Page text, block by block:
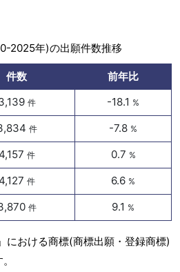
2025年)の出願件数推移
件数
前年比
件 -18.1 %
件 -7.8 %
4,157 件 0.7 %
4,127 件 6.6 %
件 9.1 %
における商標(商標出願・登録商標)